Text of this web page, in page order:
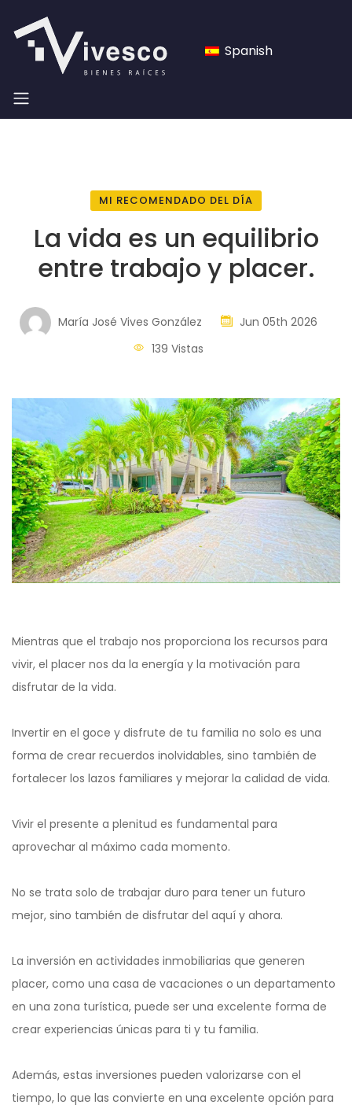
Spanish
MI RECOMENDADO DEL DÍA
La vida es un equilibrio
entre trabajo y placer.
María José Vives González
Jun 05th 2026
139 Vistas
Mientras que el trabajo nos proporciona los recursos para
vivir, el placer nos da la energía y la motivación para
disfrutar de la vida.
Invertir en el goce y disfrute de tu familia no solo es una
forma de crear recuerdos inolvidables, sino también de
fortalecer los lazos familiares y mejorar la calidad de vida.
Vivir el presente a plenitud es fundamental para
aprovechar al máximo cada momento.
No se trata solo de trabajar duro para tener un futuro
mejor, sino también de disfrutar del aquí y ahora.
La inversión en actividades inmobiliarias que generen
placer, como una casa de vacaciones o un departamento
en una zona turística, puede ser una excelente forma de
crear experiencias únicas para ti y tu familia.
Además, estas inversiones pueden valorizarse con el
tiempo, lo que las convierte en una excelente opción para